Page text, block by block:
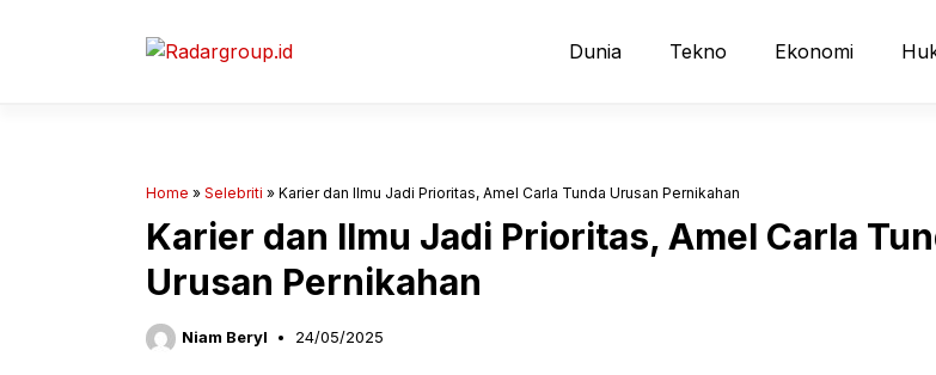
Dunia Tekno Ekonomi
Home » Selebriti » Karier dan Ilmu Jadi Prioritas, Amel Carla Tunda Urusan Pernikahan
Karier dan Ilmu Jadi Prioritas, Amel Carla
Urusan Pernikahan
Niam Beryl 24/05/2025